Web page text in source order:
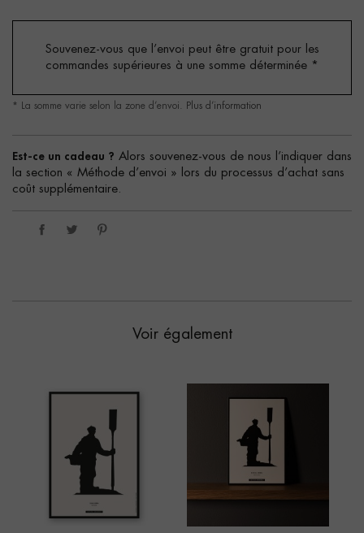
Souvenez-vous que l’envoi peut être gratuit pour les
commandes supérieures à une somme déterminée *
* La somme varie selon la zone d’envoi. Plus d’information
Est-ce un cadeau ? Alors souvenez-vous de nous l’indiquer dans
la section « Méthode d’envoi » lors du processus d’achat sans
coût supplémentaire.
Voir également